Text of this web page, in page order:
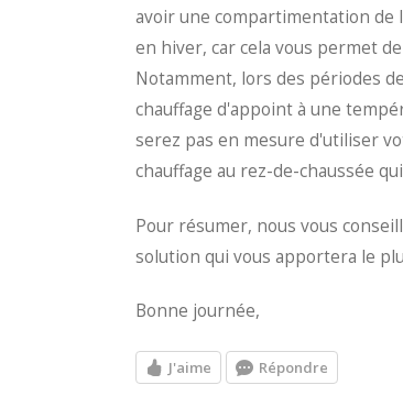
avoir une compartimentation de
en hiver, car cela vous permet
Notamment, lors des périodes
chauffage d'appoint à une
serez pas en mesure d'utiliser
chauffage au rez-de-chaussée
Pour résumer, nous vous
solution qui vous apportera le
Bonne journée,
J'aime Répondre